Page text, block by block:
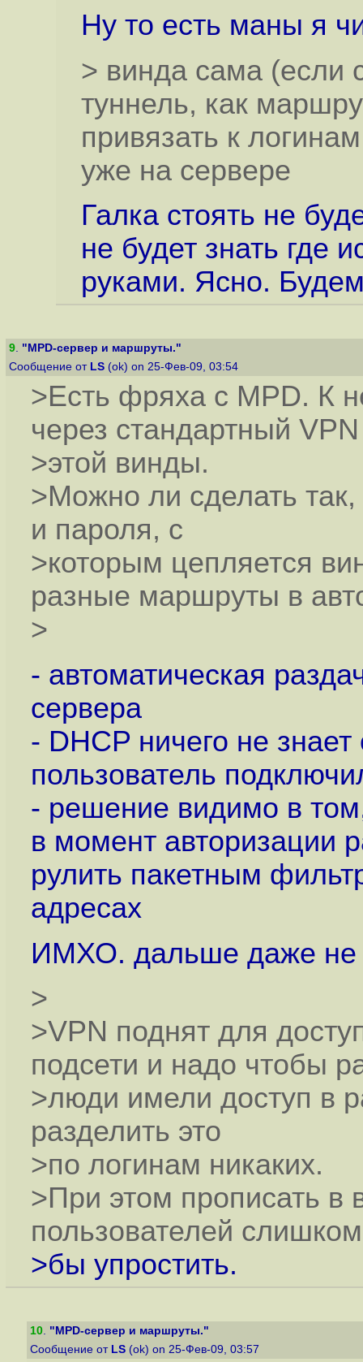
Ну то есть маны я
> винда сама (если
туннель, как
привязать к
уже на сервере
Галка стоять не
не будет знать где
руками. Ясно.
9. "MPD-сервер и маршруты."
Сообщение от LS (ok) on 25-Фев-09, 03:54
>Есть фряха с MPD. К
через стандартный VPN
>этой винды.
>Можно ли сделать
и пароля, с
>которым цепляется
разные маршруты в
>
- автоматическая
сервера
- DHCP ничего не
пользователь
- решение видимо в
в момент авторизации
рулить пакетным
адресах
ИМХО. дальше даже не
>
>VPN поднят для
подсети и надо чтобы
>люди имели доступ в
разделить это
>по логинам никаких.
>При этом прописать
пользователей
>бы упростить.
10. "MPD-сервер и маршруты."
Сообщение от LS (ok) on 25-Фев-09, 03:57